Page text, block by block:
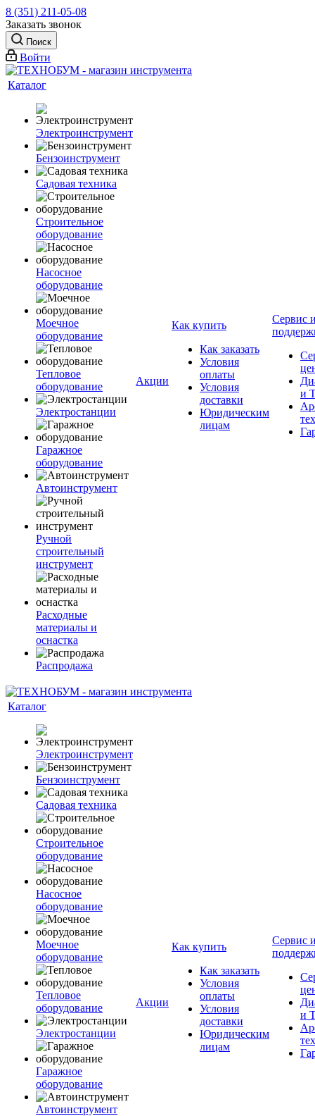
8 (351) 211-05-08
Заказать звонок
Поиск
Войти
Каталог
Электроинструмент
Бензоинструмент
Садовая техника
Строительное
оборудование
Насосное
оборудование
Моечное
оборудование
Тепловое
оборудование
Электростанции
Гаражное
оборудование
Автоинструмент
Ручной
строительный
инструмент
Расходные
материалы и
оснастка
Распродажа
Акции
Как купить
Как заказать
Условия
оплаты
Условия
доставки
Юридическим
лицам
Сервис
и
Каталог
Электроинструмент
Бензоинструмент
Садовая техника
Строительное
оборудование
Насосное
оборудование
Моечное
оборудование
Тепловое
оборудование
Электростанции
Гаражное
оборудование
Автоинструмент
Акции
Как купить
Как заказать
Условия
оплаты
Условия
доставки
Юридическим
лицам
Сервис
и